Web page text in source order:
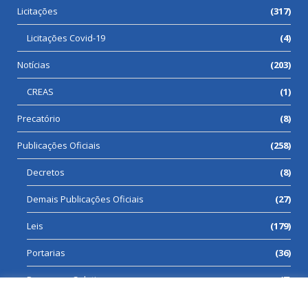
Licitações (317)
Licitações Covid-19 (4)
Notícias (203)
CREAS (1)
Precatório (8)
Publicações Oficiais (258)
Decretos (8)
Demais Publicações Oficiais (27)
Leis (179)
Portarias (36)
Processos Seletivos (7)